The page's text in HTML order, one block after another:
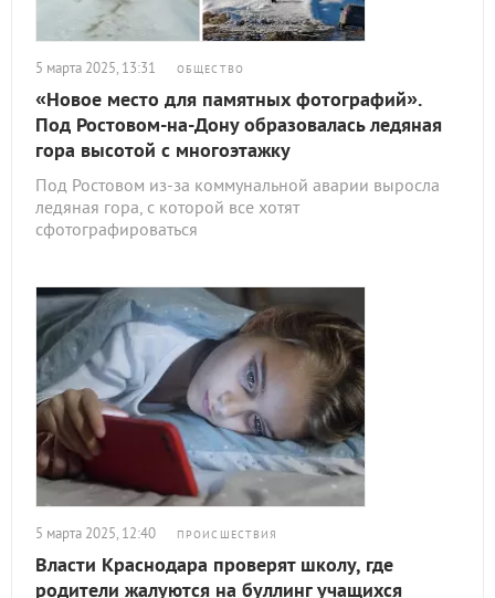
5 марта 2025, 13:31 ОБЩЕСТВО
«Новое место для памятных фотографий».
Под Ростовом-на-Дону образовалась ледяная
гора высотой с многоэтажку
Под Ростовом из-за коммунальной аварии выросла
ледяная гора, с которой все хотят
сфотографироваться
5 марта 2025, 12:40 ПРОИСШЕСТВИЯ
Власти Краснодара проверят школу, где
родители жалуются на буллинг учащихся